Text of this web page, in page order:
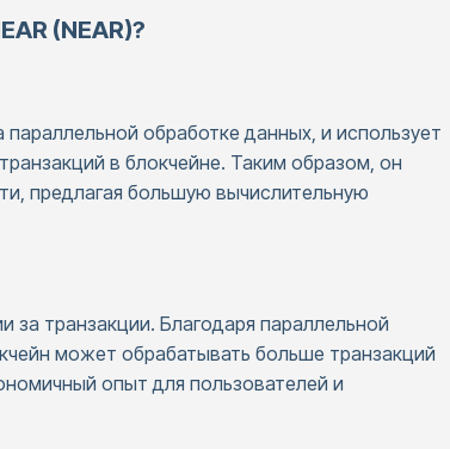
(NEAR)?
обработке данных, и использует
в блокчейне. Таким образом, он
предлагая большую вычислительную
за транзакции. Благодаря параллельной
может обрабатывать больше транзакций
опыт для пользователей и